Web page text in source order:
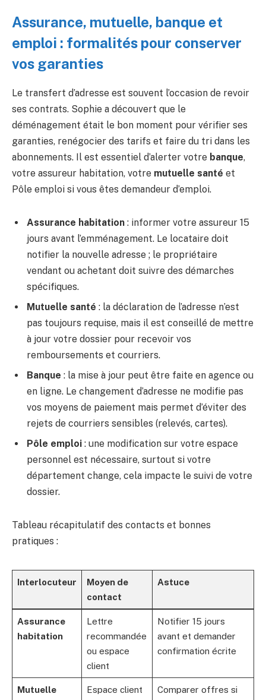
Assurance, mutuelle, banque et
emploi : formalités pour conserver
vos garanties
Le transfert d’adresse est souvent l’occasion de revoir
ses contrats. Sophie a découvert que le
déménagement était le bon moment pour vérifier ses
garanties, renégocier des tarifs et faire du tri dans les
abonnements. Il est essentiel d’alerter votre banque,
votre assureur habitation, votre mutuelle santé et
Pôle emploi si vous êtes demandeur d’emploi.
Assurance habitation : informer votre assureur 15
jours avant l’emménagement. Le locataire doit
notifier la nouvelle adresse ; le propriétaire
vendant ou achetant doit suivre des démarches
spécifiques.
Mutuelle santé : la déclaration de l’adresse n’est
pas toujours requise, mais il est conseillé de mettre
à jour votre dossier pour recevoir vos
remboursements et courriers.
Banque : la mise à jour peut être faite en agence ou
en ligne. Le changement d’adresse ne modifie pas
vos moyens de paiement mais permet d’éviter des
rejets de courriers sensibles (relevés, cartes).
Pôle emploi : une modification sur votre espace
personnel est nécessaire, surtout si votre
département change, cela impacte le suivi de votre
dossier.
Tableau récapitulatif des contacts et bonnes
pratiques :
Interlocuteur
Moyen de
contact
Astuce
Assurance
habitation
Lettre
recommandée
ou espace
client
Notifier 15 jours
avant et demander
confirmation écrite
Mutuelle
Espace client
Comparer offres si